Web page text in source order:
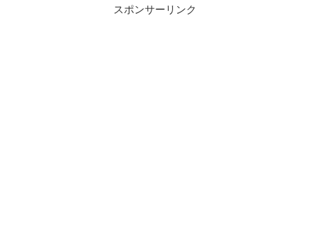
スポンサーリンク